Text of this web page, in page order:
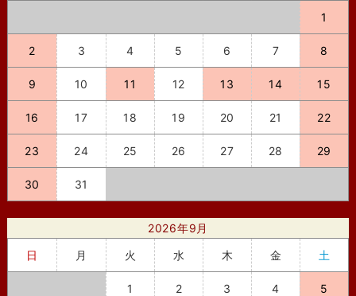
1
2 3 4 5 6 7 8
9 10 11 12 13 14 15
16 17 18 19 20 21 22
23 24 25 26 27 28 29
30 31
2026年9月
日
月 火 水 木 金 土
1 2 3 4 5